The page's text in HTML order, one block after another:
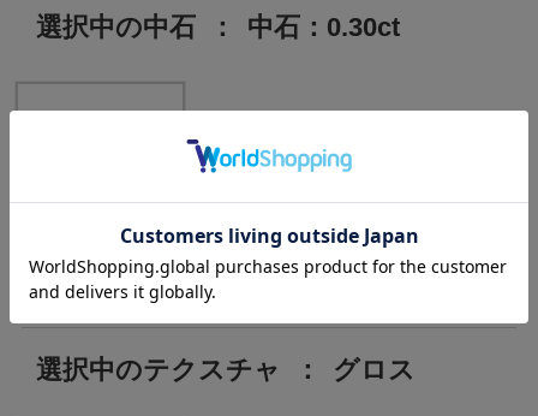
選択中の中石 ： 中石：0.30ct
中石：0.30ct
選択中のテクスチャ ： グロス